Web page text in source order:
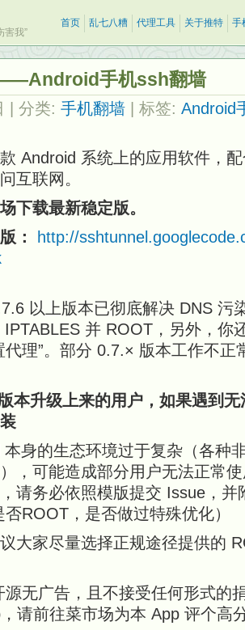
害我”
首页 乱七八糟 代理工具 关于推特 手
手机ssh翻墙
| 分类: 手机翻墙 | 标签: Android
Android 系统上的应用软件，
互联网。
下载最新稳定版。
：
http://
以上版本已彻底解决 DNS 污
并 ROOT，另外，你
代理”。部分 0.7.× 版本工作不正
本升级上来的用户，如果遇到
本身的生态环境过于复杂（各种
，可能造成部分用户无法正常
请务必依照模版提交 Issue，
ROOT，是否做过特殊优化）
大家尽量选择正规途径提供的
源无广告，且不接受任何形式的
请前往菜市场为本 App 评个高